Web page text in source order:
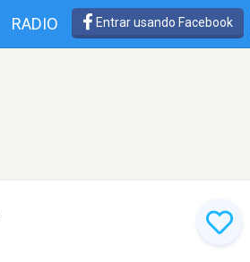
RADIO Entrar usando Facebook